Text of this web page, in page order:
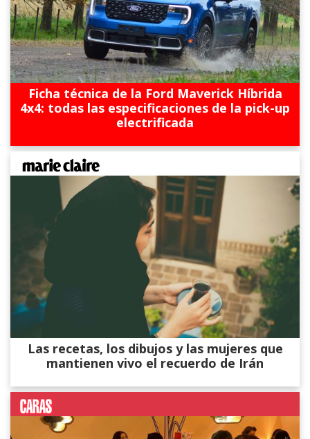
Ficha técnica de la Ford Maverick Híbrida
4x4: todas las especificaciones de la pick-up
electrificada
Las recetas, los dibujos y las mujeres que
mantienen vivo el recuerdo de Irán